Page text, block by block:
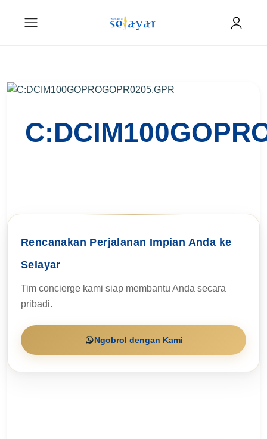
Rencanakan Perjalanan Impian Anda ke
Selayar
Tim concierge kami siap membantu Anda secara
pribadi.
Ngobrol dengan Kami